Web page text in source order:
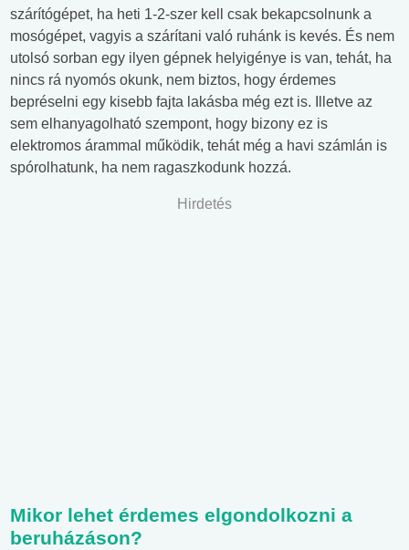
szárítógépet, ha heti 1-2-szer kell csak bekapcsolnunk a
mosógépet, vagyis a szárítani való ruhánk is kevés. És nem
utolsó sorban egy ilyen gépnek helyigénye is van, tehát, ha
nincs rá nyomós okunk, nem biztos, hogy érdemes
bepréselni egy kisebb fajta lakásba még ezt is. Illetve az
sem elhanyagolható szempont, hogy bizony ez is
elektromos árammal működik, tehát még a havi számlán is
spórolhatunk, ha nem ragaszkodunk hozzá.
Hirdetés
Mikor lehet érdemes elgondolkozni a
beruházáson?